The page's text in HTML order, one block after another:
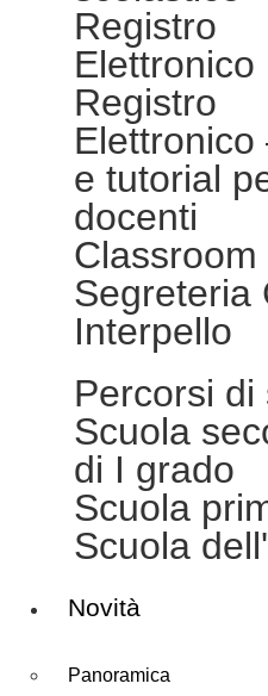
Registro
Elettronico
Registro
Elettronico
e tutorial
docenti
Classroom
Segreteria
Interpello
Percorsi di
Scuola
di I grado
Scuola
Scuola
Novità
Panoramica